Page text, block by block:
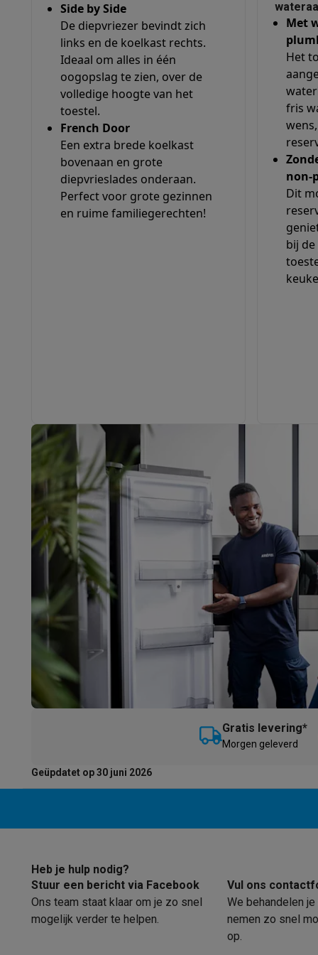
Ecocheques
Info ecochequesAlle eco producten Alle eco promoties
Refurbished
Refurbished smartphonesRefurbished tablets
Huishouden
Wasmachines met ecochequesDroogkasten met
Kleine keukentoestellen
Kleine keukentoestellen met ecocheques
Grote keukentoestellen
Vaatwassers met ecocheques Koelkasten met
Airco's met ecocheques
TV & audio
Bluetooth speakers met ecocheques
Tablets met ecocheques
Installatie aan huisGroot elektro installatie Inbouw
Betalingsmogelijkheden
KlantenserviceHerstelling van je toestel
Groot elektro & inbouw
Vind jouw ideale wasmachine
Klein elektro
Beauty & gezondheid HuishoudenKeuken
Beeld & Geluid
Kies jouw ideale TV Een speaker voor elke
Sport & Ontspanning
Hoe kies je een smartwatch?Hoe
Outlet
Alle outlet deals Outlet multimedia & telefonieOutlet
Side by Side
De diepvriezer bevindt zich
links en de koelkast rechts.
Ideaal om alles in één
oogopslag te zien, over de
volledige hoogte van het
toestel.
French Door
Een extra brede koelkast
bovenaan en grote
diepvrieslades onderaan.
Perfect voor grote gezinnen
en ruime familiegerechten!
Met
Het
fris
non-
Dit
bij
Gratis levering*
Morgen geleverd
Geüpdatet op 30 juni 2026
Heb je hulp nodig?
Stuur een bericht via Facebook
Ons team staat klaar om je zo snel
mogelijk verder te helpen.
Vul ons
We behandelen
nemen zo snel
op.